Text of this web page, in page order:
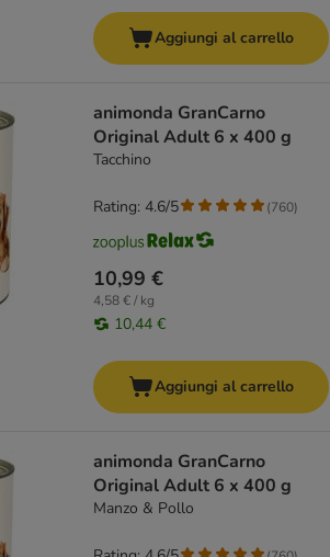
Aggiungi al carrello
animonda GranCarno
Original Adult 6 x 400 g
Tacchino
10,99 €
4,58 € / kg
10,44 €
Rating: 4.6/5 (760)
Aggiungi al carrello
animonda GranCarno
Original Adult 6 x 400 g
Manzo & Pollo